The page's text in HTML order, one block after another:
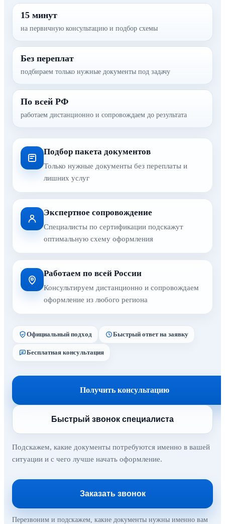
15 минут
на первичную консультацию и подбор схемы
Без переплат
подбираем только нужные документы под задачу
По всей РФ
работаем дистанционно и сопровождаем до результата
Подбор пакета документов
Только нужные документы без переплаты и
лишних услуг
Экспертное сопровождение
Специалисты по сертификации подскажут
оптимальную схему оформления
Работаем по всей России
Консультируем дистанционно и сопровождаем
оформление из любого региона
Официальный подход Быстрый ответ на заявку
Бесплатная консультация
Получить консультацию
Быстрый звонок специалиста
Подскажем, какие документы потребуются именно в вашей
ситуации и с чего лучше начать оформление.
Заказать звонок
Перезвоним и подскажем, какие документы нужны именно вам